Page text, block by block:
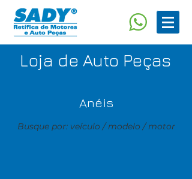
Loja de Auto Peças
Anéis
Busque por: veículo / modelo / motor